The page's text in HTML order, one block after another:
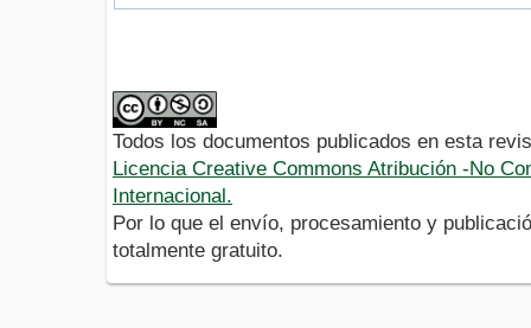
Todos los documentos publicados en esta
Licencia Creative Commons Atribución -No
Internacional.
Por lo que el envío, procesamiento y
totalmente gratuito.